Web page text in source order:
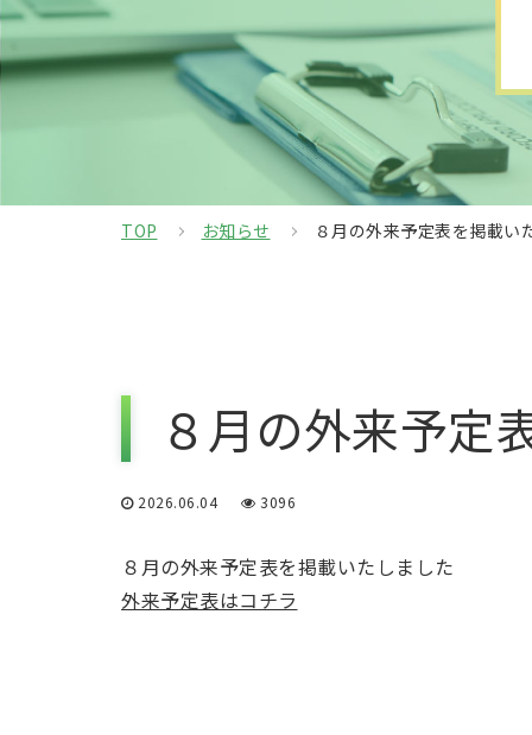
TOP お知らせ ８月の外来予定表を掲載い
８月の外来予定
2026.06.04 3096
８月の外来予定表を掲載いたしました
外来予定表はコチラ